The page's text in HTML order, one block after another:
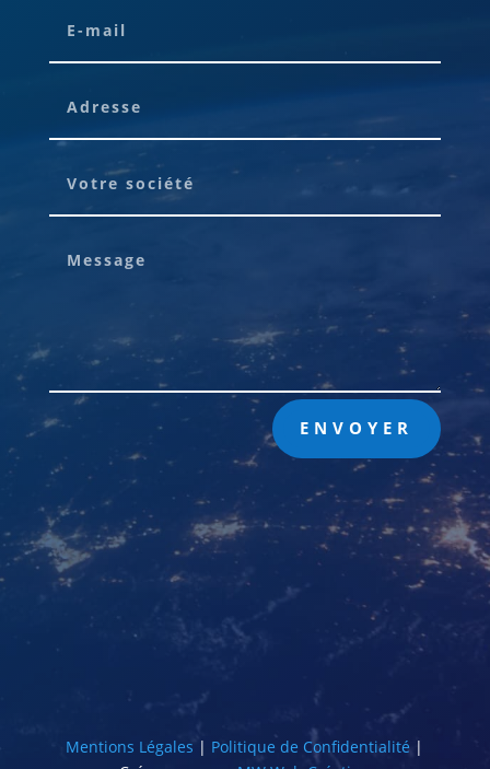
ENVOYER
 Lieux
Orange, 84100
Mentions Légales | Politique de Confidentialité |